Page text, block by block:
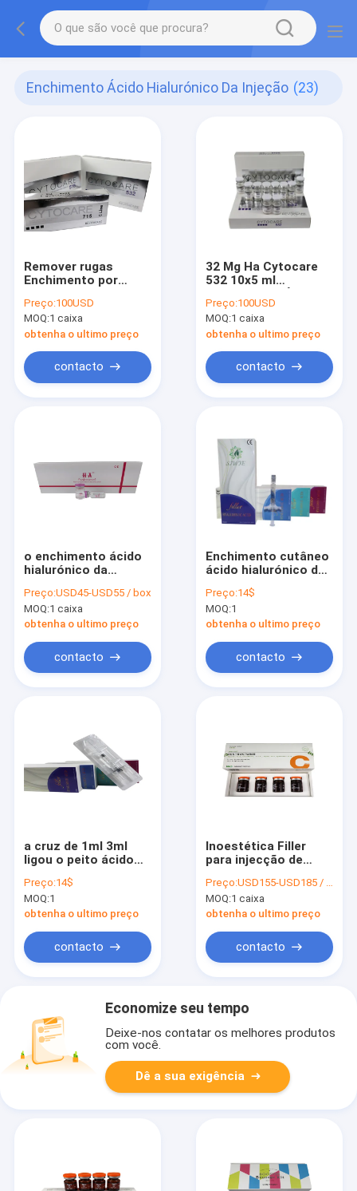
Enchimento Ácido Hialurónico Da Injeção (23)
Remover rugas
Enchimento por
hialurónico Cytocare
715 5x5 ml
Revitacare
Preço:100USD
MOQ:1 caixa
obtenha o ultimo preço
contacto
32 Mg Ha Cytocare
532 10x5 ml
Hyalurónico Para
Arrugas
Preço:100USD
MOQ:1 caixa
obtenha o ultimo preço
contacto
o enchimento ácido
hialurónico da
joelho liga não
Preço:USD45-USD55 / box
MOQ:1 caixa
obtenha o ultimo preço
contacto
Enchimento cutâneo
ácido hialurónico do
da injeção do anti
enrugamento
Preço:14$
MOQ:1
obtenha o ultimo preço
contacto
a cruz de 1ml 3ml
ligou o peito ácido
da beleza do gel do
enchimento da
injeção
Preço:14$
MOQ:1
obtenha o ultimo preço
contacto
Inoestética Filler
para injecção de
Branqueamento da
pele 5 ml X 4
Preço:USD155-USD185 / box
MOQ:1 caixa
obtenha o ultimo preço
contacto
Economize seu tempo
Deixe-nos contatar os melhores produtos
com você.
Dê a sua exigência